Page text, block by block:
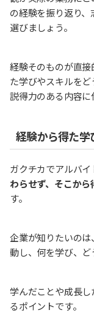
の経験を振り返り
選びましょう。
経験そのものが直
た学びやスキルをど
説得力のある内容に
経験から得た学
ガクチカでアルバ
わらせず、そこか
す。
企業が知りたいの
動し、何を学び、ど
学んだことや成長
るポイントです。